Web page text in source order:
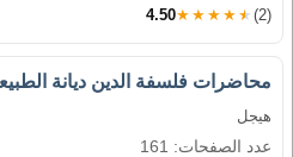
4.50★★★★★ (2)
محاضرات فلسفة الدين ديانة
هيجل
عدد الصفحات: 161